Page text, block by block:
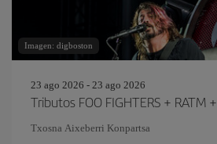
Imagen: digboston
23 ago 2026 - 23 ago 2026
Tributos FOO FIGHTERS + RATM
Txosna Aixeberri Konpartsa